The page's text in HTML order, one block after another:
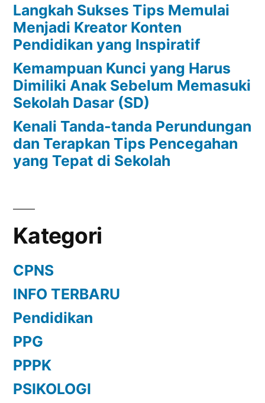
Langkah Sukses Tips Memulai
Menjadi Kreator Konten
Pendidikan yang Inspiratif
Kemampuan Kunci yang Harus
Dimiliki Anak Sebelum Memasuki
Sekolah Dasar (SD)
Kenali Tanda-tanda Perundungan
dan Terapkan Tips Pencegahan
yang Tepat di Sekolah
Kategori
CPNS
INFO TERBARU
Pendidikan
PPG
PPPK
PSIKOLOGI